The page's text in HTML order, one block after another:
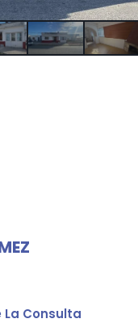
La Consulta